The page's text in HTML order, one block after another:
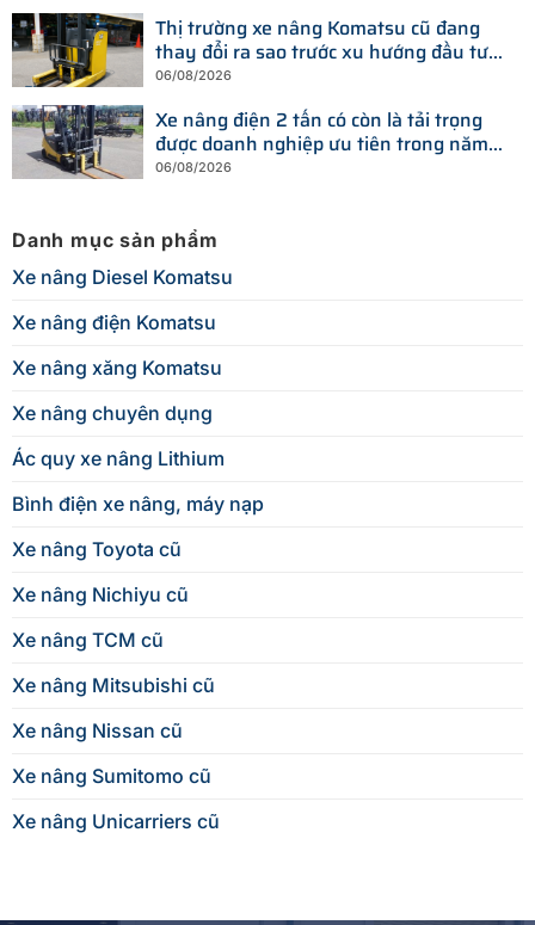
Thị trường xe nâng Komatsu cũ đang
thay đổi ra sao trước xu hướng đầu tư
thiết bị mới?
06/08/2026
Xe nâng điện 2 tấn có còn là tải trọng
được doanh nghiệp ưu tiên trong năm
2026?
06/08/2026
Danh mục sản phẩm
Xe nâng Diesel Komatsu
Xe nâng điện Komatsu
Xe nâng xăng Komatsu
Xe nâng chuyên dụng
Ác quy xe nâng Lithium
Bình điện xe nâng, máy nạp
Xe nâng Toyota cũ
Xe nâng Nichiyu cũ
Xe nâng TCM cũ
Xe nâng Mitsubishi cũ
Xe nâng Nissan cũ
Xe nâng Sumitomo cũ
Xe nâng Unicarriers cũ